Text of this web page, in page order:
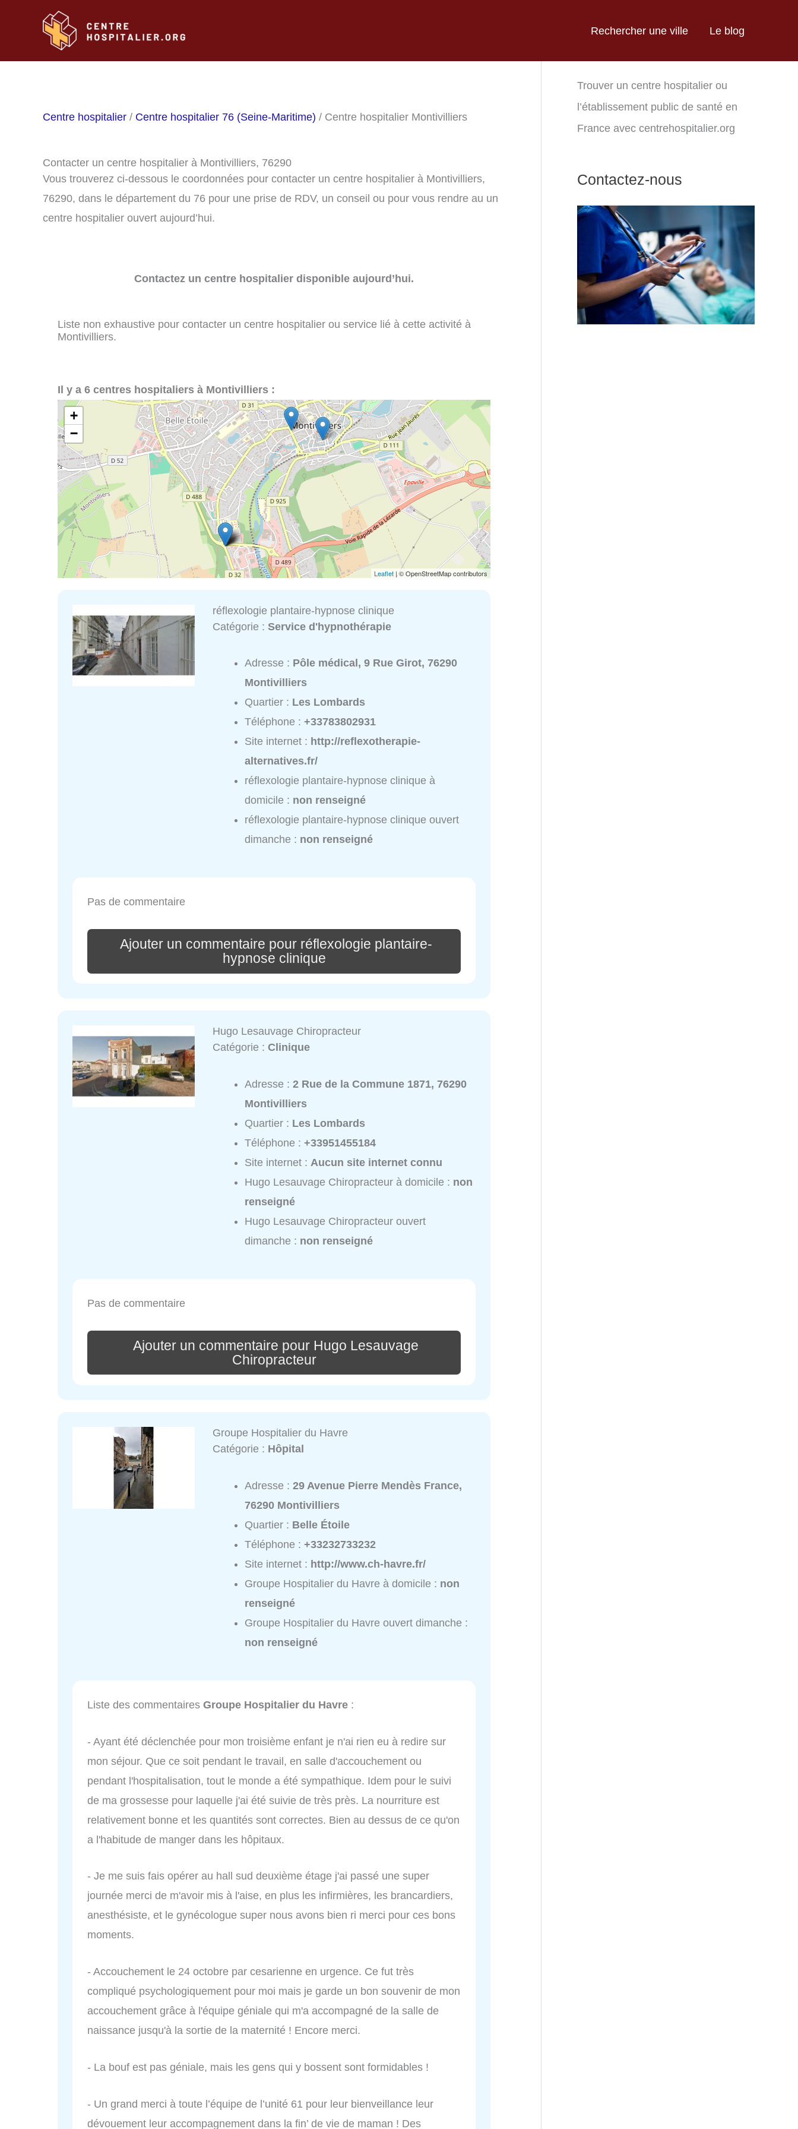
Rechercher une ville Le blog
Centre hospitalier / Centre hospitalier 76 (Seine-Maritime) / Centre hospitalier Montivilliers
Contacter un centre hospitalier à Montivilliers, 76290
Vous trouverez ci-dessous le coordonnées pour contacter un centre hospitalier à Montivilliers,
76290, dans le département du 76 pour une prise de RDV, un conseil ou pour vous rendre au un
centre hospitalier ouvert aujourd’hui.
Contactez un centre hospitalier disponible aujourd’hui.
Liste non exhaustive pour contacter un centre hospitalier ou service lié à cette activité à
Montivilliers.
Il y a 6 centres hospitaliers à Montivilliers :
+
−
Leaflet | © OpenStreetMap contributors
réflexologie plantaire-hypnose clinique
Catégorie :Service d'hypnothérapie
Adresse : Pôle médical, 9 Rue Girot, 76290
Montivilliers
Quartier : Les Lombards
Téléphone :+33783802931
Site internet : http://reflexotherapie-
alternatives.fr/
réflexologie plantaire-hypnose clinique à
domicile : non renseigné
réflexologie plantaire-hypnose clinique ouvert
dimanche : non renseigné
Pas de commentaire
Ajouter un commentaire pour réflexologie plantaire-
hypnose clinique
Hugo Lesauvage Chiropracteur
Catégorie :Clinique
Adresse :2 Rue de la Commune 1871, 76290
Montivilliers
Quartier : Les Lombards
Téléphone :+33951455184
Site internet :Aucun site internet connu
Hugo Lesauvage Chiropracteur à domicile : non
renseigné
Hugo Lesauvage Chiropracteur ouvert
dimanche : non renseigné
Pas de commentaire
Ajouter un commentaire pour Hugo Lesauvage
Chiropracteur
Groupe Hospitalier du Havre
Catégorie : Hôpital
Adresse :29 Avenue Pierre Mendès France,
76290 Montivilliers
Quartier : Belle Étoile
Téléphone :+33232733232
Site internet : http://www.ch-havre.fr/
Groupe Hospitalier du Havre à domicile : non
renseigné
Groupe Hospitalier du Havre ouvert dimanche :
non renseigné
Liste des commentaires Groupe Hospitalier du Havre :
- Ayant été déclenchée pour mon troisième enfant je n'ai rien eu à redire sur
mon séjour. Que ce soit pendant le travail, en salle d'accouchement ou
pendant l'hospitalisation, tout le monde a été sympathique. Idem pour le suivi
de ma grossesse pour laquelle j'ai été suivie de très près. La nourriture est
relativement bonne et les quantités sont correctes. Bien au dessus de ce qu'on
a l'habitude de manger dans les hôpitaux.
- Je me suis fais opérer au hall sud deuxième étage j'ai passé une super
journée merci de m'avoir mis à l'aise, en plus les infirmières, les brancardiers,
anesthésiste, et le gynécologue super nous avons bien ri merci pour ces bons
moments.
- Accouchement le 24 octobre par cesarienne en urgence. Ce fut très
compliqué psychologiquement pour moi mais je garde un bon souvenir de mon
accouchement grâce à l'équipe géniale qui m'a accompagné de la salle de
naissance jusqu'à la sortie de la maternité ! Encore merci.
- La bouf est pas géniale, mais les gens qui y bossent sont formidables !
- Un grand merci à toute l’équipe de l’unité 61 pour leur bienveillance leur
dévouement leur accompagnement dans la fin’ de vie de maman ! Des
Trouver un centre hospitalier ou
l’établissement public de santé en
France avec centrehospitalier.org
Contactez-nous